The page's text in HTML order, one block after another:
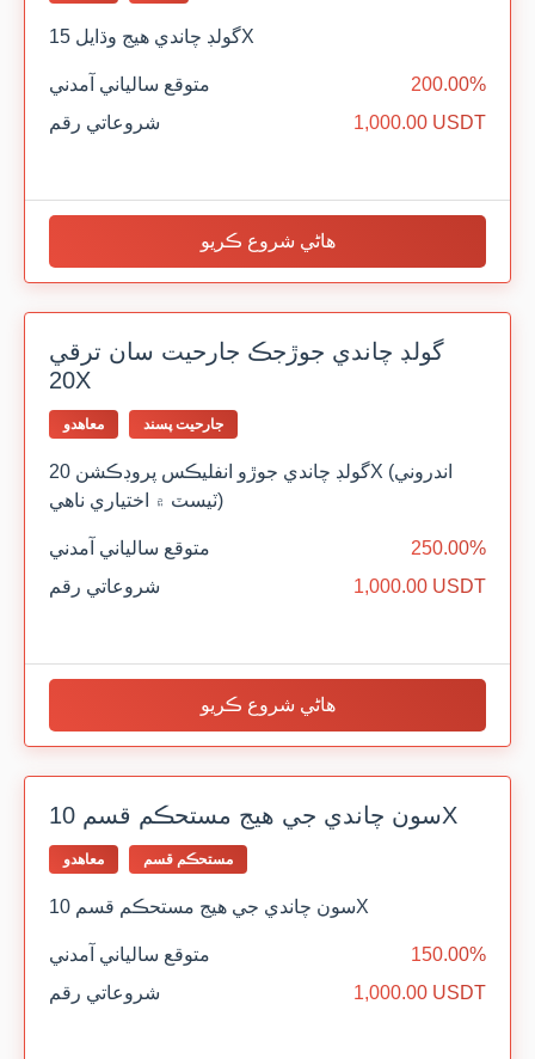
گولڊ چاندي هيج وڌايل 15X
متوقع سالياني آمدني
200.00%
شروعاتي رقم
1,000.00 USDT
هاڻي شروع ڪريو
گولڊ چاندي جوڙجڪ جارحيت سان ترقي
20X
معاهدو جارحيت پسند
گولڊ چاندي جوڙو انفليڪس پروڊڪشن 20X (اندروني
ٽيسٽ ۾ اختياري ناهي)
متوقع سالياني آمدني
250.00%
شروعاتي رقم
1,000.00 USDT
هاڻي شروع ڪريو
سون چاندي جي هيج مستحڪم قسم 10X
معاهدو مستحڪم قسم
سون چاندي جي هيج مستحڪم قسم 10X
متوقع سالياني آمدني
150.00%
شروعاتي رقم
1,000.00 USDT